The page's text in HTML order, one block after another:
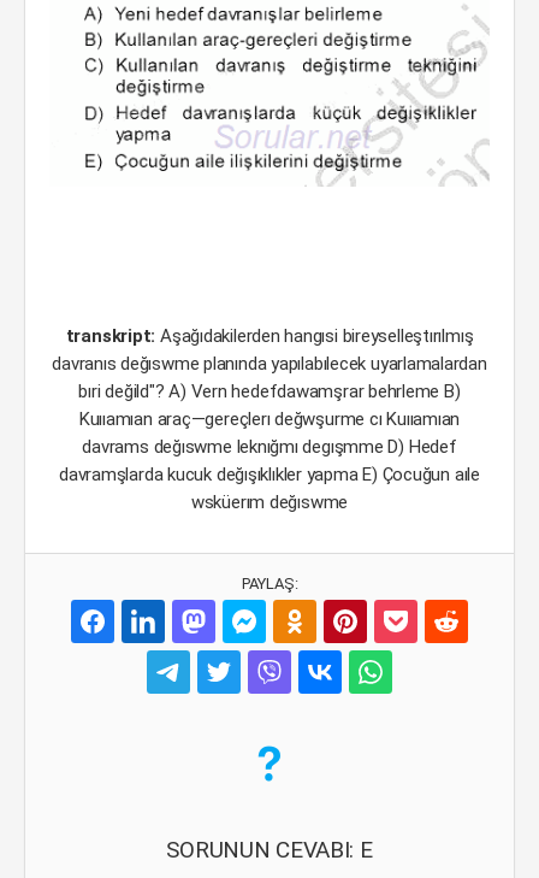
transkript: Aşağıdakilerden hangısi bireyselleştırılmış
davranıs değıswme planında yapılabılecek uyarlamalardan
bıri değild"? A) Vern hedefdawamşrar behrleme B)
Kuııamıan araç—gereçlerı değwşurme cı Kuııamıan
davrams değıswme leknığmı degışmme D) Hedef
davramşlarda kucuk değışıklıkler yapma E) Çocuğun aıle
wsküerım değıswme
PAYLAŞ:
SORUNUN CEVABI: E